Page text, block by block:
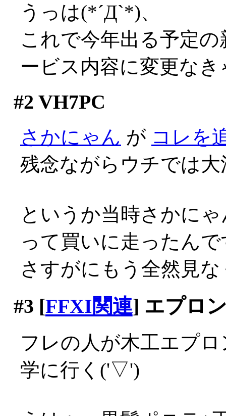
うっは(*´Д`*)、
これで今年出る予定
ービス内容に変更な
#2 VH7PC
さかにゃん が コレを
残念ながらウチでは
というか当時さかに
って買いに走ったん
さすがにもう全然見
#3 [FFXI関連] エプロ
フレの人が木工エプ
学に行く('▽')